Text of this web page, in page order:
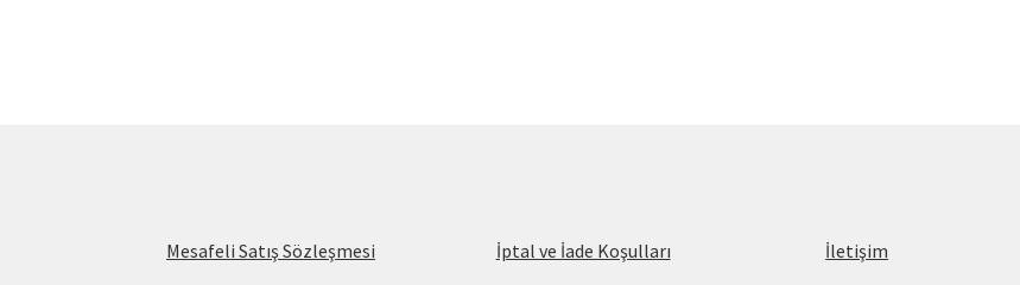
Mesafeli Satış Sözleşmesi İptal ve İade Koşulları İletişim